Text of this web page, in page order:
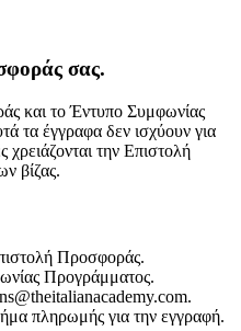
σας.
και το Έντυπο Συμφωνίας
τα έγγραφα δεν ισχύουν για
χρειάζονται την Επιστολή
βίζας.
Προσφοράς.
Προγράμματος.
πληρωμής για την εγγραφή.